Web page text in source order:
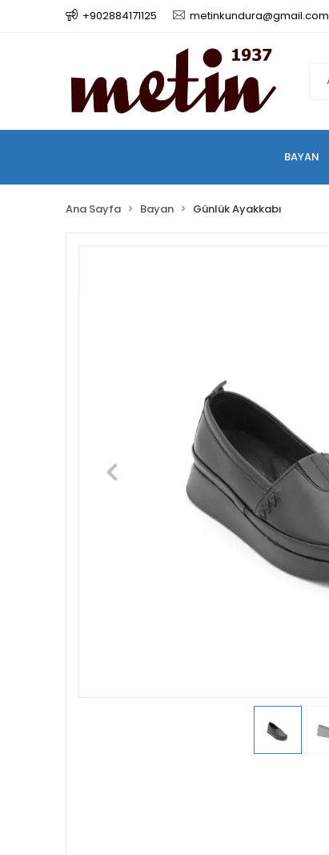
+902884171125 metinkundura@gmail.com
BAYAN
Ana Sayfa Bayan Günlük Ayakkabı